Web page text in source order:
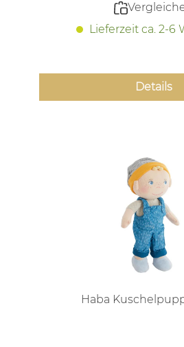
Lieferzeit ca. 2-6
Details
Haba